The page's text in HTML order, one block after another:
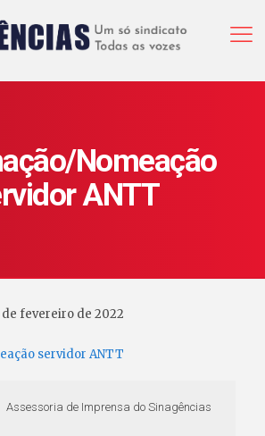
Nomeação
ANTT
de fevereiro de 2022
servidor ANTT
Assessoria de Imprensa do Sinagências